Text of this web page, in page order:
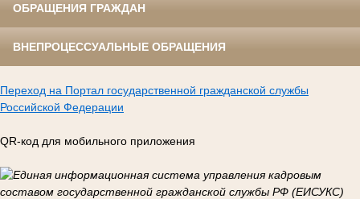
ОБРАЩЕНИЯ ГРАЖДАН
ВНЕПРОЦЕССУАЛЬНЫЕ ОБРАЩЕНИЯ
Переход на Портал государственной гражданской службы
Российской Федерации
QR-код для мобильного приложения